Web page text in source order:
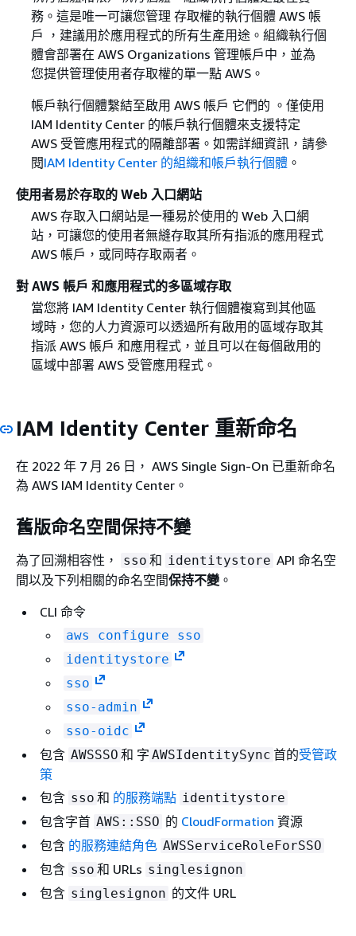
務。這是唯一可讓您管理 存取權的執行個體 AWS 帳
戶 ，建議用於應用程式的所有生產用途。組織執行個
體會部署在 AWS Organizations 管理帳戶中，並為
您提供管理使用者存取權的單一點 AWS。
帳戶執行個體繫結至啟用 AWS 帳戶 它們的 。僅使用
IAM Identity Center 的帳戶執行個體來支援特定
AWS 受管應用程式的隔離部署。如需詳細資訊，請參
閱IAM Identity Center 的組織和帳戶執行個體。
使用者易於存取的 Web 入口網站
AWS 存取入口網站是一種易於使用的 Web 入口網
站，可讓您的使用者無縫存取其所有指派的應用程式
AWS 帳戶，或同時存取兩者。
對 AWS 帳戶 和應用程式的多區域存取
當您將 IAM Identity Center 執行個體複寫到其他區
域時，您的人力資源可以透過所有啟用的區域存取其
指派 AWS 帳戶 和應用程式，並且可以在每個啟用的
區域中部署 AWS 受管應用程式。
IAM Identity Center 重新命名
在 2022 年 7 月 26 日， AWS Single Sign-On 已重新命名
為 AWS IAM Identity Center。
舊版命名空間保持不變
為了回溯相容性， sso 和 identitystore API 命名空
間以及下列相關的命名空間保持不變 。
CLI 命令
aws configure sso
identitystore
sso
sso-admin
sso-oidc
包含 AWSSSO 和 字 AWSIdentitySync 首的受管政
策
包含 sso 和 的服務端點 identitystore
包含字首 AWS::SSO 的 CloudFormation 資源
包含 的服務連結角色 AWSServiceRoleForSSO
包含 sso 和 URLs singlesignon
包含 singlesignon 的文件 URL